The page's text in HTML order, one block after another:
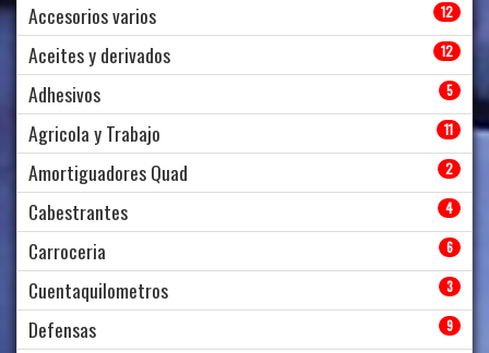
Accesorios varios 12
Aceites y derivados 12
Adhesivos 5
Agricola y Trabajo 11
Amortiguadores Quad 2
Cabestrantes 4
Carroceria 6
Cuentaquilometros 3
Defensas 9